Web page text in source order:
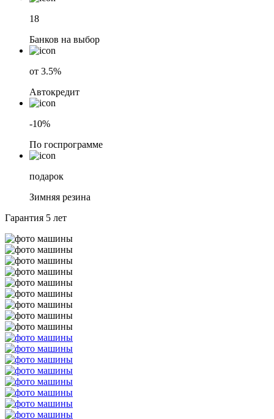
18
Банков на выбор
от 3.5%
Автокредит
-10%
По госпрограмме
подарок
Зимняя резина
Гарантия 5 лет